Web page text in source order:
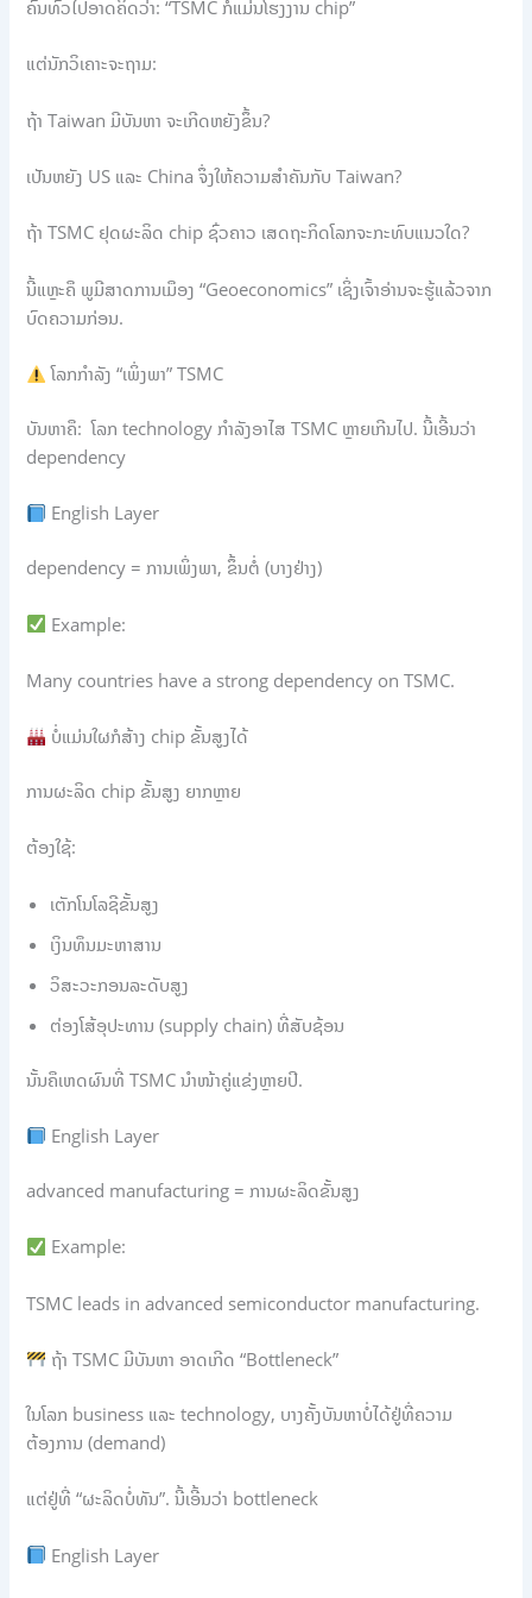
ຄົນທົ່ວໄປອາດຄິດວ່າ: “TSMC ກໍແມ່ນໂຮງງານ chip”
ແຕ່ນັກວິເຄາະຈະຖາມ:
ຖ້າ Taiwan ມີບັນຫາ ຈະເກີດຫຍັງຂຶ້ນ?
ເປັນຫຍັງ US ແລະ China ຈຶ່ງໃຫ້ຄວາມສຳຄັນກັບ Taiwan?
ຖ້າ TSMC ຢຸດຜະລິດ chip ຊົ່ວຄາວ ເສດຖະກິດໂລກຈະກະທົບແນວໃດ?
ນີ້ແຫຼະຄື ພູມີສາດການເມືອງ “Geoeconomics” ເຊິ່ງເຈົ້າອ່ານຈະຮູ້ແລ້ວຈາກ
ບົດຄວາມກ່ອນ.
ໂລກກຳລັງ “ເພິ່ງພາ” TSMC
ບັນຫາຄື: ໂລກ technology ກຳລັງອາໄສ TSMC ຫຼາຍເກີນໄປ. ນີ້ເອີ້ນວ່າ
dependency
English Layer
dependency = ການເພິ່ງພາ, ຂຶ້ນຕໍ່ (ບາງຢ່າງ)
Example:
Many countries have a strong dependency on TSMC.
ບໍ່ແມ່ນໃຜກໍສ້າງ chip ຂັ້ນສູງໄດ້
ການຜະລິດ chip ຂັ້ນສູງ ຍາກຫຼາຍ
ຕ້ອງໃຊ້:
ເຕັກໂນໂລຊີຂັ້ນສູງ
ເງິນທຶນມະຫາສານ
ວິສະວະກອນລະດັບສູງ
ຕ່ອງໂສ້ອຸປະທານ (supply chain) ທີ່ສັບຊ້ອນ
ນັ້ນຄືເຫດຜົນທີ່ TSMC ນຳໜ້າຄູ່ແຂ່ງຫຼາຍປີ.
English Layer
advanced manufacturing = ການຜະລິດຂັ້ນສູງ
Example:
TSMC leads in advanced semiconductor manufacturing.
ຖ້າ TSMC ມີບັນຫາ ອາດເກີດ “Bottleneck”
ໃນໂລກ business ແລະ technology, ບາງຄັ້ງບັນຫາບໍ່ໄດ້ຢູ່ທີ່ຄວາມ
ຕ້ອງການ (demand)
ແຕ່ຢູ່ທີ່ “ຜະລິດບໍ່ທັນ”. ນີ້ເອີ້ນວ່າ bottleneck
English Layer